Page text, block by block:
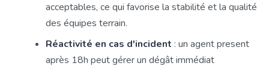
acceptables, ce qui favorise la stabilité et la qualité
des équipes terrain.
Réactivité en cas d'incident : un agent present
après 18h peut gérer un dégât immédiat